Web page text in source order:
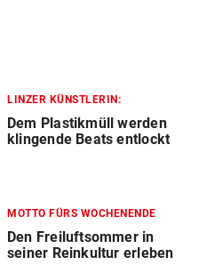
LINZER KÜNSTLERIN:
Dem Plastikmüll werden
klingende Beats entlockt
MOTTO FÜRS WOCHENENDE
Den Freiluftsommer in
seiner Reinkultur erleben